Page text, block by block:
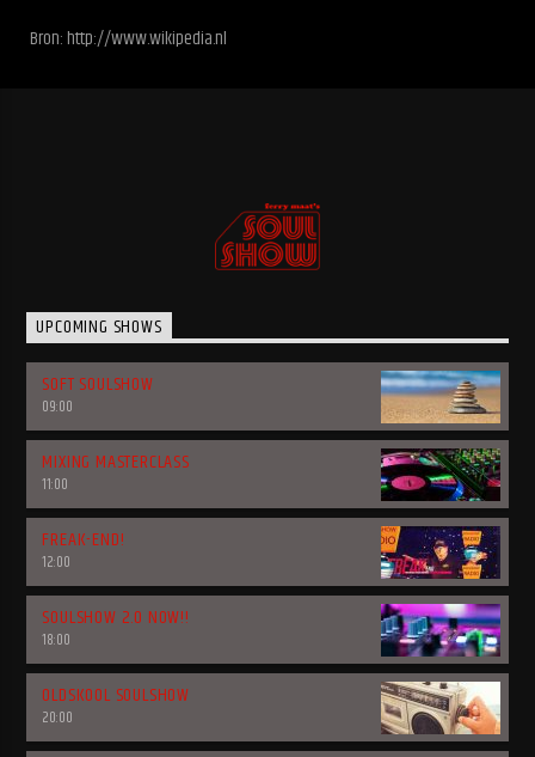
Bron: http://www.wikipedia.nl
UPCOMING SHOWS
SOFT SOULSHOW
09:00
MIXING MASTERCLASS
11:00
FREAK-END!
12:00
SOULSHOW 2.0 NOW!!
18:00
OLDSKOOL SOULSHOW
20:00